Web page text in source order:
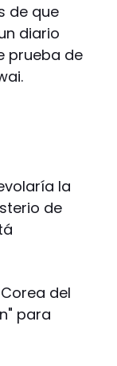
de que
diario
prueba de
la
de
del
para